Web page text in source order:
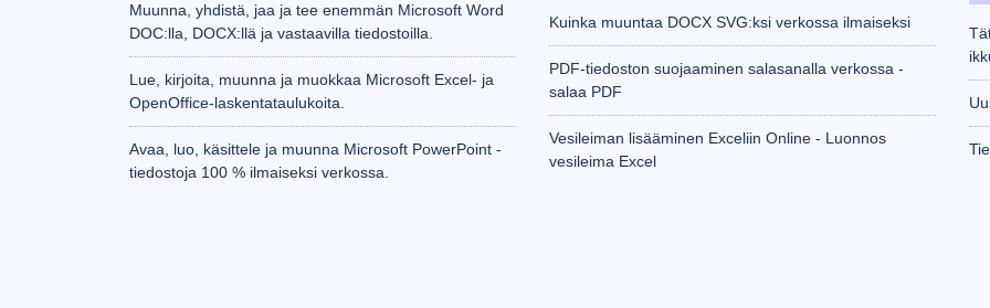
Muunna, yhdistä, jaa ja tee enemmän Microsoft Word
DOC:lla, DOCX:llä ja vastaavilla tiedostoilla.
Lue, kirjoita, muunna ja muokkaa Microsoft Excel- ja
OpenOffice-laskentataulukoita.
Avaa, luo, käsittele ja muunna Microsoft PowerPoint -
tiedostoja 100 % ilmaiseksi verkossa.
Kuinka muuntaa DOCX SVG:ksi verkossa ilmaiseksi
PDF-tiedoston suojaaminen salasanalla verkossa -
salaa PDF
Vesileiman lisääminen Exceliin Online - Luonnos
vesileima Excel